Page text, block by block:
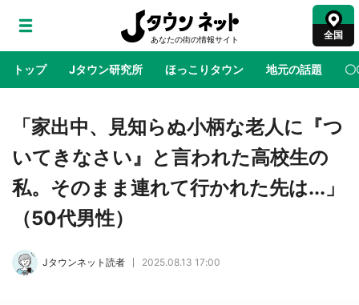
全国
トップ Jタウン研究所 ほっこりタウン 地元の話題 〇
地域×二次元 絶景 あの時はありがとう 物語がはじ
ラプラス・ダークネスが栃木県を征服！？ 県
公式プロモ動画で「聖地」が生産されてます
【7／31～1／31】
む 六本木ヒルズ展望台でコラボ、本邦初公開
「家出中、見知らぬ小柄な老人に『つ
いてきなさい』と言われた高校生の
私。そのまま連れて行かれた先は...」
（50代男性）
Jタウンネット読者 2025.08.13 17:00